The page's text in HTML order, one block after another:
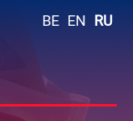
BE EN RU